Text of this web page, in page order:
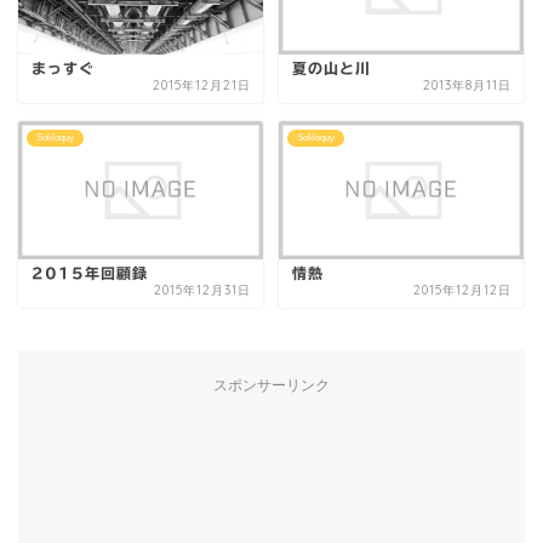
まっすぐ
2015年12月21日
夏の山と川
2013年8月11日
Soliloquy
2015年回顧録
2015年12月31日
Soliloquy
情熱
2015年12月12日
スポンサーリンク